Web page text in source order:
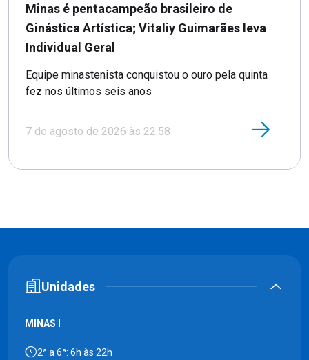
Minas é pentacampeão brasileiro de
Ginástica Artística; Vitaliy Guimarães leva
Individual Geral
Equipe minastenista conquistou o ouro pela quinta
fez nos últimos seis anos
7 de agosto de 2026 às 22:58
Unidades
MINAS I
2ª a 6ª: 6h às 22h